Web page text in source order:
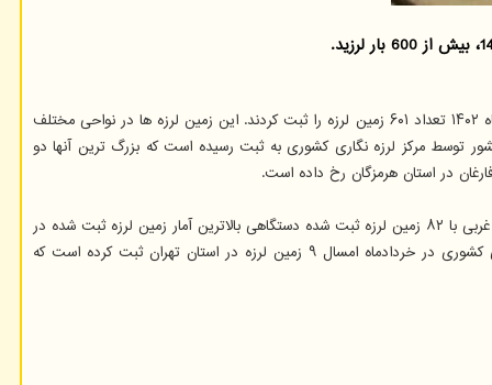
تهران در خرداد ماه ۱۴۰۲ تعداد ۶۰۱ زمین لرزه را ثبت کردند. این زمین لرزه ها در نواحی مختلف
شبکه های لرزه نگاری ثبت و تعیین محل شده اند. در خردادماه ۱۴۰۲ تعداد ۱۰ زمین لرزه با بزرگی بیش از ۴.۰ در داخل کشور توسط مرکز لرزه نگاری کشوری به ثبت رسیده است که بزرگ ترین آنها دو
از نظر آماری ۵۵۲ زمین لرزه با بزرگی کوچک تر ۳، تعداد ۳۹ زمین لرزه با بزرگی بین ۳و۴، و تعداد ۱۰ زمین لرزه با بزرگی بین ۴ و ۵ بوده است. استان آذربایجان غربی با ۸۲ زمین لرزه ثبت شده دستگاهی بالاترین آمار زمین لرزه ثبت شده در
خردادماه ۱۴۰۲ را به خود مختص کرده است و بعد از آن استانهای خراسان رضوی و خراسان جنوبی به ترتیب با ۷۰ و ۴۷ زمین لرزه قرار دارند. مرکز لرزه نگاری کشوری در خردادماه امسال ۹ زمین لرزه در استان تهران ثبت کرده است که